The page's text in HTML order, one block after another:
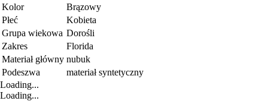
Kolor
Brązowy
Płeć
Kobieta
Grupa wiekowa Dorośli
Zakres
Florida
Materiał główny nubuk
Podeszwa
materiał syntetyczny
Loading...
Loading...